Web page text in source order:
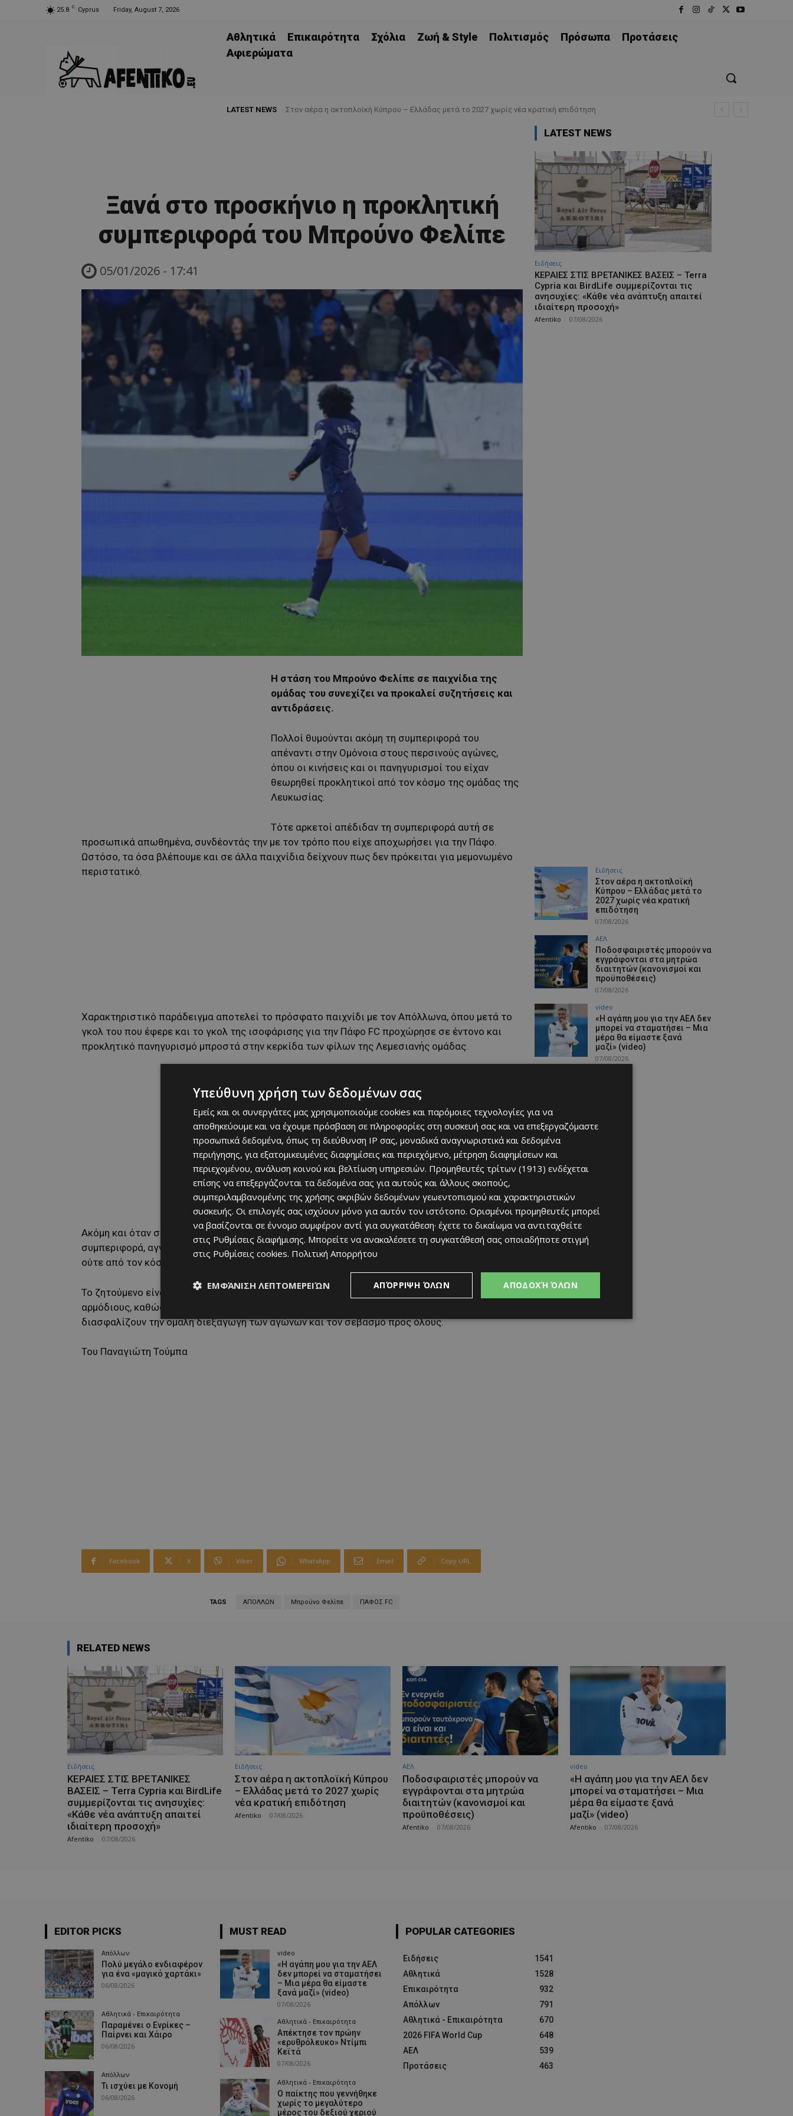
25.8 C Cyprus Friday, August 7, 2026
Αθλητικά Επικαιρότητα Σχόλια Ζωή & Style Πολιτισμός Πρόσωπα
Προτάσεις
Aφιερώματα
LATEST NEWS Στον αέρα η ακτοπλοϊκή Κύπρου – Ελλάδας μετά το 2027 χωρίς νέα κρατική επιδότηση
Ξανά στο προσκήνιο η προκλητική
συμπεριφορά του Μπρούνο Φελίπε
05/01/2026 - 17:41
Η στάση του Μπρούνο Φελίπε σε παιχνίδια της
ομάδας του συνεχίζει να προκαλεί συζητήσεις και
αντιδράσεις.
Πολλοί θυμούνται ακόμη τη συμπεριφορά του
απέναντι στην Ομόνοια στους περσινούς αγώνες,
όπου οι κινήσεις και οι πανηγυρισμοί του είχαν
θεωρηθεί προκλητικοί από τον κόσμο της ομάδας της
Λευκωσίας.
Τότε αρκετοί απέδιδαν τη συμπεριφορά αυτή σε
προσωπικά απωθημένα, συνδέοντάς την με τον τρόπο που είχε αποχωρήσει για την Πάφο.
Ωστόσο, τα όσα βλέπουμε και σε άλλα παιχνίδια δείχνουν πως δεν πρόκειται για μεμονωμένο
περιστατικό.
Χαρακτηριστικό παράδειγμα αποτελεί το πρόσφατο παιχνίδι με τον Απόλλωνα, όπου μετά το
γκολ του που έφερε και το γκολ της ισοφάρισης για την Πάφο FC προχώρησε σε έντονο και
προκλητικό πανηγυρισμό μπροστά στην κερκίδα των φίλων της Λεμεσιανής ομάδας.
Ακόμη και όταν συμπαίκτες του προσπάθησαν να τον συγκρατήσουν, ο ίδιος συνέχισε την ίδια
συμπεριφορά, αγνοώντας τις συστάσεις. Πρόκειται για εικόνες που δεν περνούν απαρατήρητες
ούτε από τον κόσμο ούτε από όσους παρακολουθούν στενά το πρωτάθλημα.
Το ζητούμενο είναι αν και πότε τέτοιες ενέργειες θα αξιολογηθούν όπως πρέπει από τους
αρμόδιους, καθώς τόσο οι διαιτητές όσο και ο Αθλητικός Δικαστής έχουν τον ρόλο να
διασφαλίζουν την ομαλή διεξαγωγή των αγώνων και τον σεβασμό προς όλους.
Του Παναγιώτη Τούμπα
Facebook X Viber WhatsApp Email Copy URL
TAGS ΑΠΟΛΛΩΝ Μπρούνο Φελίπε ΠΑΦΟΣ FC
LATEST NEWS
Ειδήσεις
ΚΕΡΑΙΕΣ ΣΤΙΣ ΒΡΕΤΑΝΙΚΕΣ ΒΑΣΕΙΣ – Terra
Cypria και BirdLife συμμερίζονται τις
ανησυχίες: «Κάθε νέα ανάπτυξη απαιτεί
ιδιαίτερη προσοχή»
Afentiko 07/08/2026
Ειδήσεις
Στον αέρα η ακτοπλοϊκή
Κύπρου – Ελλάδας μετά το
2027 χωρίς νέα κρατική
επιδότηση
07/08/2026
ΑΕΛ
Ποδοσφαιριστές μπορούν να
εγγράφονται στα μητρώα
διαιτητών (κανονισμοί και
προϋποθέσεις)
07/08/2026
video
«Η αγάπη μου για την ΑΕΛ δεν
μπορεί να σταματήσει – Μια
μέρα θα είμαστε ξανά
μαζί» (video)
07/08/2026
RELATED NEWS
Ειδήσεις
ΚΕΡΑΙΕΣ ΣΤΙΣ ΒΡΕΤΑΝΙΚΕΣ
ΒΑΣΕΙΣ – Terra Cypria και BirdLife
συμμερίζονται τις ανησυχίες:
«Κάθε νέα ανάπτυξη απαιτεί
ιδιαίτερη προσοχή»
Afentiko 07/08/2026
Ειδήσεις
Στον αέρα η ακτοπλοϊκή Κύπρου
– Ελλάδας μετά το 2027 χωρίς
νέα κρατική επιδότηση
Afentiko 07/08/2026
ΑΕΛ
Ποδοσφαιριστές μπορούν να
εγγράφονται στα μητρώα
διαιτητών (κανονισμοί και
προϋποθέσεις)
Afentiko 07/08/2026
video
«Η αγάπη μου για την ΑΕΛ δεν
μπορεί να σταματήσει – Μια
μέρα θα είμαστε ξανά
μαζί» (video)
Afentiko 07/08/2026
EDITOR PICKS
Απόλλων
Πολύ μεγάλο ενδιαφέρον
για ένα «μαγικό χαρτάκι»
06/08/2026
Αθλητικά - Επικαιρότητα
Παραμένει ο Ενρίκες –
Παίρνει και Χάιρο
06/08/2026
Απόλλων
Τι ισχύει με Κονομή
06/08/2026
MUST READ
video
«Η αγάπη μου για την ΑΕΛ
δεν μπορεί να σταματήσει
– Μια μέρα θα είμαστε
ξανά μαζί» (video)
07/08/2026
Αθλητικά - Επικαιρότητα
Απέκτησε τον πρώην
«ερυθρόλευκο» Ντίμπι
Κεϊτά
07/08/2026
Αθλητικά - Επικαιρότητα
Ο παίκτης που γεννήθηκε
χωρίς το μεγαλύτερο
μέρος του δεξιού χεριού
POPULAR CATEGORIES
Ειδήσεις
1541
Αθλητικά
1528
Επικαιρότητα
932
Απόλλων
791
Αθλητικά - Επικαιρότητα
670
2026 FIFA World Cup
648
ΑΕΛ
539
Προτάσεις
463
Υπεύθυνη χρήση των δεδομένων σας
Εμείς και οι συνεργάτες μας χρησιμοποιούμε cookies και παρόμοιες τεχνολογίες για να
αποθηκεύουμε και να έχουμε πρόσβαση σε πληροφορίες στη συσκευή σας και να επεξεργαζόμαστε
προσωπικά δεδομένα, όπως τη διεύθυνση IP σας, μοναδικά αναγνωριστικά και δεδομένα
περιήγησης, για εξατομικευμένες διαφημίσεις και περιεχόμενο, μέτρηση διαφημίσεων και
περιεχομένου, ανάλυση κοινού και βελτίωση υπηρεσιών. Προμηθευτές τρίτων (1913) ενδέχεται
επίσης να επεξεργάζονται τα δεδομένα σας για αυτούς και άλλους σκοπούς,
συμπεριλαμβανομένης της χρήσης ακριβών δεδομένων γεωεντοπισμού και χαρακτηριστικών
συσκευής. Οι επιλογές σας ισχύουν μόνο για αυτόν τον ιστότοπο. Ορισμένοι προμηθευτές μπορεί
να βασίζονται σε έννομο συμφέρον αντί για συγκατάθεση· έχετε το δικαίωμα να αντιταχθείτε
στις Ρυθμίσεις διαφήμισης. Μπορείτε να ανακαλέσετε τη συγκατάθεσή σας οποιαδήποτε στιγμή
στις Ρυθμίσεις cookies. Πολιτική Απορρήτου
ΑΠΟΔΟΧΉ ΌΛΩΝ
ΑΠΌΡΡΙΨΗ ΌΛΩΝ
ΕΜΦΆΝΙΣΗ ΛΕΠΤΟΜΕΡΕΙΏΝ